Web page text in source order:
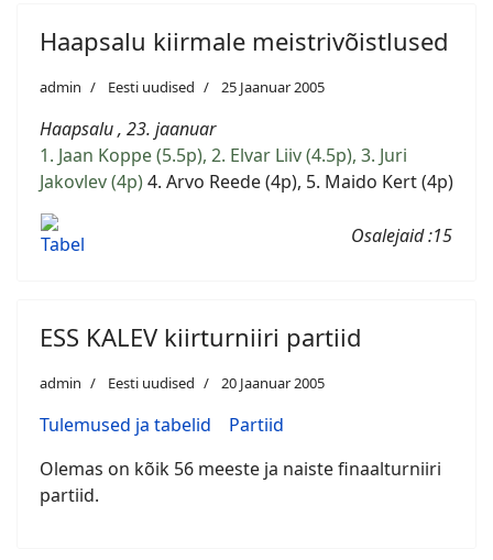
Haapsalu kiirmale meistrivõistlused
admin Eesti uudised 25 Jaanuar 2005
Haapsalu , 23. jaanuar
1. Jaan Koppe (5.5p), 2. Elvar Liiv (4.5p), 3. Juri
Jakovlev (4p)4. Arvo Reede (4p), 5. Maido Kert (4p)
Tabel Osalejaid :15
ESS KALEV kiirturniiri partiid
admin Eesti uudised 20 Jaanuar 2005
Tulemused ja tabelid
Partiid
Olemas on kõik 56 meeste ja naiste finaalturniiri
partiid.